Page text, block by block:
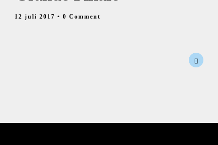
12 juli 2017 • 0 Comment